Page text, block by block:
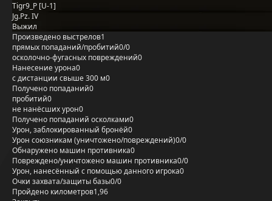
Tigr9_P [U-1]
Jg.Pz. IV
Выжил
Произведено выстрелов1
прямых попаданий/пробитий0/0
осколочно-фугасных повреждений0
Нанесение урона0
с дистанции свыше 300 м0
Получено попаданий0
пробитий0
не нанёсших урон0
Получено попаданий осколками0
Урон, заблокированный бронёй0
Урон союзникам (уничтожено/повреждений)0/0
Обнаружено машин противника0
Повреждено/уничтожено машин противника0/0
Урон, нанесённый с помощью данного игрока0
Очки захвата/защиты базы0/0
Пройдено километров1,96